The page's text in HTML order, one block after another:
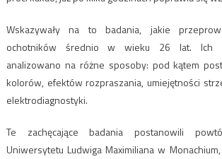
Wskazywały na to badania, jakie
ochotników średnio w wieku 26 lat. Ich
analizowano na różne sposoby: pod kątem
kolorów, efektów rozpraszania, umiejętności
elektrodiagnostyki.
Te zachęcające badania postanowili
Uniwersytetu Ludwiga Maximiliana w